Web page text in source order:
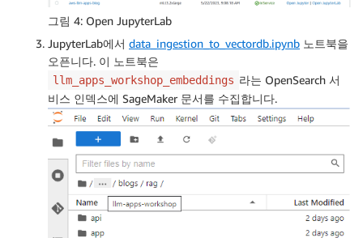
그림 4: Open JupyterLab
JupyterLab에서 data_ingestion_to_vectordb.ipynb 노트북을
오픈니다. 이 노트북은
llm_apps_workshop_embeddings 라는 OpenSearch 서
비스 인덱스에 SageMaker 문서를 수집합니다.